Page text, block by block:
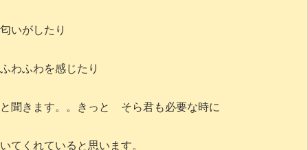
匂いがしたり
ふわふわを感じたり
と聞きます。。きっと そら君も必要な時に
いてくれていると思います。